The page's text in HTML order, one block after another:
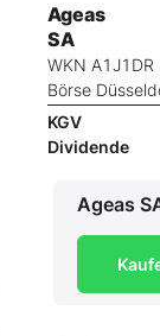
Ageas
SA
WKN A1J1DR
Börse
KGV
Dividende
Ageas